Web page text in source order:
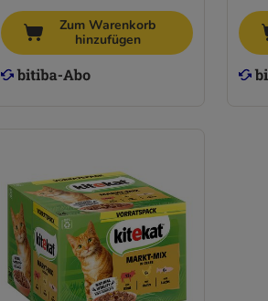
Zum Warenkorb
hinzufügen